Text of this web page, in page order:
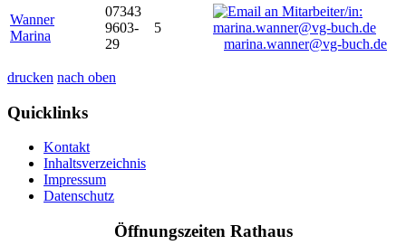
Wanner
Marina
07343
9603-
29
5
marina.wanner@vg-buch.de
drucken nach oben
Quicklinks
Kontakt
Inhaltsverzeichnis
Impressum
Datenschutz
Öffnungszeiten Rathaus